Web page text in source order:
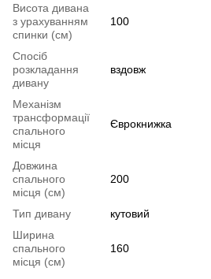
Висота дивана
з урахуванням
спинки (см)
100
Спосіб
розкладання
дивану
вздовж
Механізм
трансформації
спального
місця
Єврокнижка
Довжина
спального
місця (см)
200
Тип дивану
кутовий
Ширина
спального
місця (см)
160